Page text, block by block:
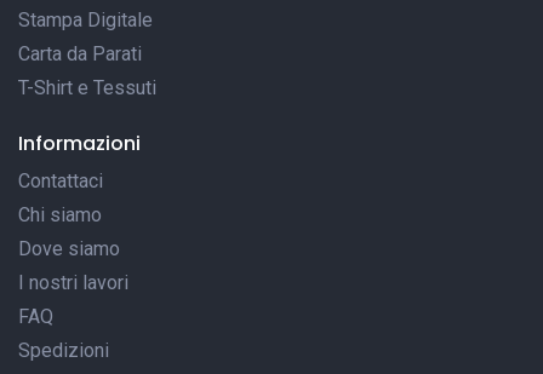
Stampa Digitale
Carta da Parati
T-Shirt e Tessuti
Informazioni
Contattaci
Chi siamo
Dove siamo
I nostri lavori
FAQ
Spedizioni